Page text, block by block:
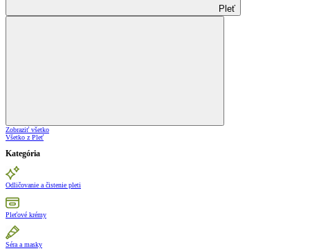
Pleť
Zobraziť všetko
Všetko z Pleť
Kategória
Odličovanie a čistenie pleti
Pleťové krémy
Séra a masky